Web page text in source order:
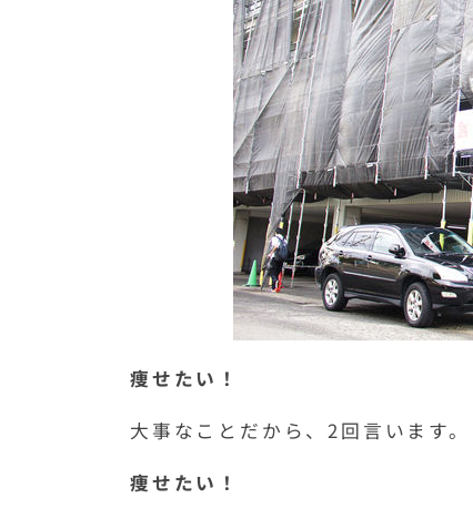
痩せたい！
大事なことだから、2回言います。
痩せたい！